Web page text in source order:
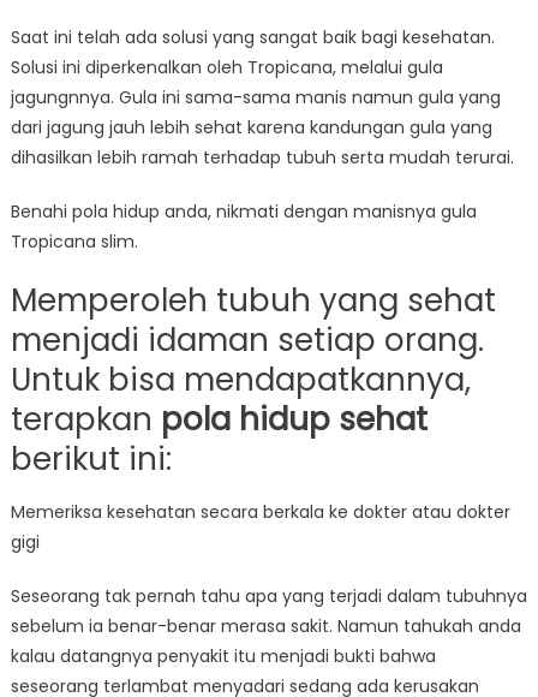
Saat ini telah ada solusi yang sangat baik bagi kesehatan.
Solusi ini diperkenalkan oleh Tropicana, melalui gula
jagungnnya. Gula ini sama-sama manis namun gula yang
dari jagung jauh lebih sehat karena kandungan gula yang
dihasilkan lebih ramah terhadap tubuh serta mudah terurai.
Benahi pola hidup anda, nikmati dengan manisnya gula
Tropicana slim.
Memperoleh tubuh yang sehat
menjadi idaman setiap orang.
Untuk bisa mendapatkannya,
terapkan pola hidup sehat
berikut ini:
Memeriksa kesehatan secara berkala ke dokter atau dokter
gigi
Seseorang tak pernah tahu apa yang terjadi dalam tubuhnya
sebelum ia benar-benar merasa sakit. Namun tahukah anda
kalau datangnya penyakit itu menjadi bukti bahwa
seseorang terlambat menyadari sedang ada kerusakan